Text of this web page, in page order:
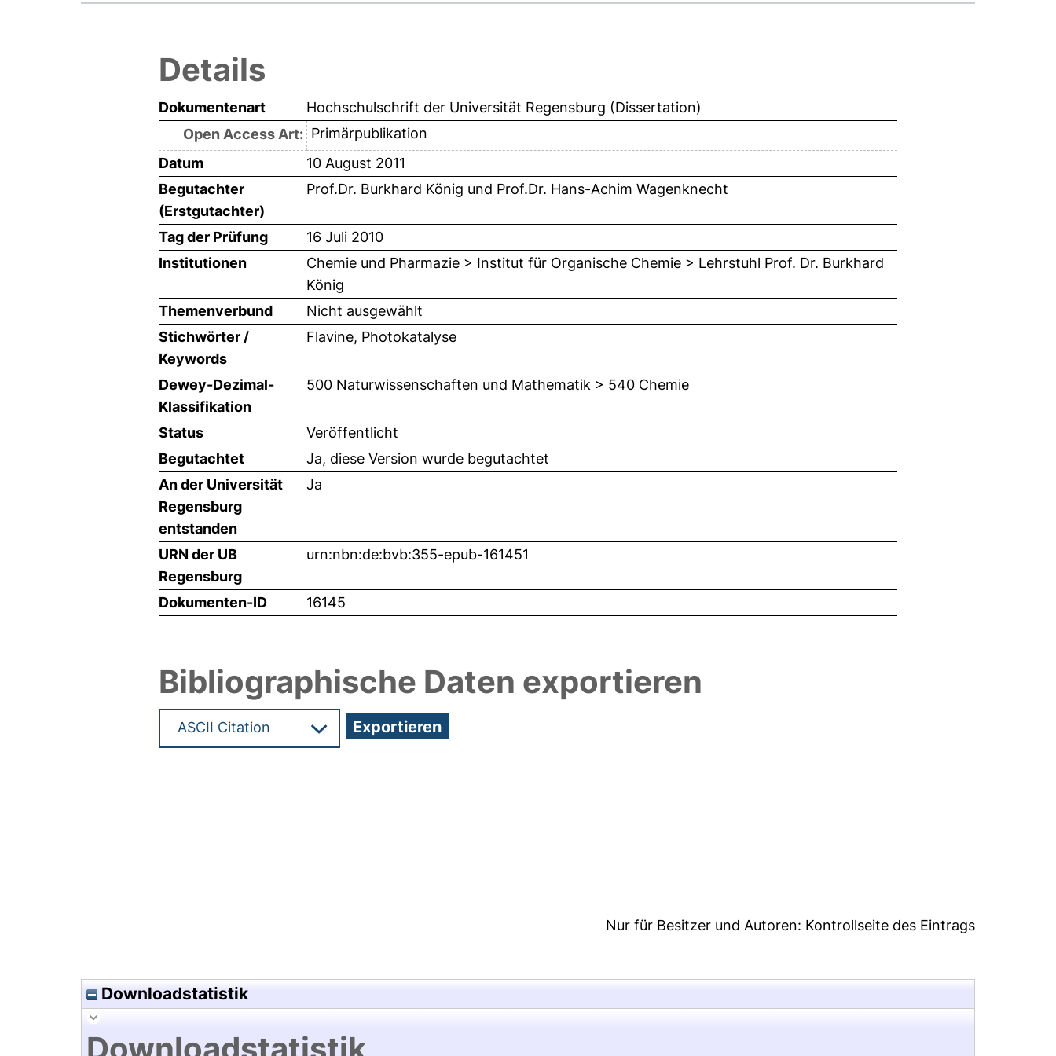
Details
Dokumentenart
Hochschulschrift der Universität Regensburg (Dissertation)
Open Access Art: Primärpublikation
Datum
10 August 2011
Begutachter
(Erstgutachter)
Prof.Dr. Burkhard König und Prof.Dr. Hans-Achim Wagenknecht
Tag der Prüfung
16 Juli 2010
Institutionen
Chemie und Pharmazie > Institut für Organische Chemie > Lehrstuhl Prof. Dr. Burkhard
König
Themenverbund
Nicht ausgewählt
Stichwörter /
Keywords
Flavine, Photokatalyse
Dewey-Dezimal-
Klassifikation
500 Naturwissenschaften und Mathematik > 540 Chemie
Status
Veröffentlicht
Begutachtet
Ja, diese Version wurde begutachtet
An der Universität
Regensburg
entstanden
Ja
URN der UB
Regensburg
urn:nbn:de:bvb:355-epub-161451
Dokumenten-ID 16145
Bibliographische Daten exportieren
Nur für Besitzer und Autoren: Kontrollseite des Eintrags
Downloadstatistik